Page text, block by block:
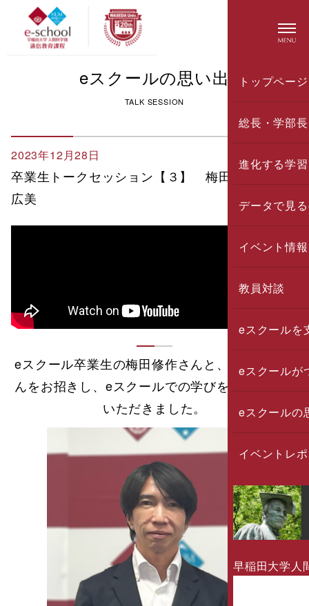
トップページ
総長・学部
進化する学
データで見
イベント情報
教員対談
eスクールを
eスクールが
eスクールの
イベントレ
早稲田大学人
eスクールの思い出
TALK SESSION
2023年12月28日
卒業生トークセッション【３】 梅田修作×市來
広美
eスクール卒業生の梅田修作さんと、市來広美さ
んをお招きし、eスクールでの学びを振り返って
いただきました。